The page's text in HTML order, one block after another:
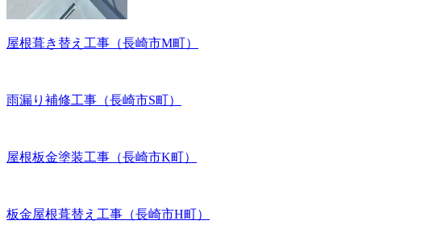
屋根葺き替え工事（長崎市M町）
雨漏り補修工事（長崎市S町）
屋根板金塗装工事（長崎市K町）
板金屋根葺替え工事（長崎市H町）